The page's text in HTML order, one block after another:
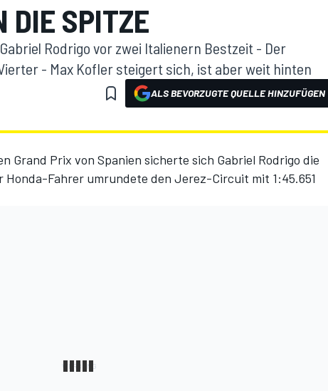
DIE SPITZE
Rodrigo vor zwei Italienern Bestzeit - Der
- Max Kofler steigert sich, ist aber weit hinten
ALS BEVORZUGTE QUELLE HINZUFÜGEN
Grand Prix von Spanien sicherte sich Gabriel Rodrigo die
Honda-Fahrer umrundete den Jerez-Circuit mit 1:45.651